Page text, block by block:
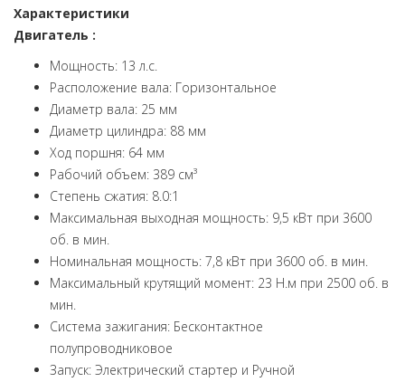
Характеристики
Двигатель :
Мощность: 13 л.с.
Расположение вала: Горизонтальное
Диаметр вала: 25 мм
Диаметр цилиндра: 88 мм
Ход поршня: 64 мм
Рабочий объем: 389 см³
Степень сжатия: 8.0:1
Максимальная выходная мощность: 9,5 кВт при 3600
об. в мин.
Номинальная мощность: 7,8 кВт при 3600 об. в мин.
Максимальный крутящий момент: 23 Н.м при 2500 об. в
мин.
Система зажигания: Бесконтактное
полупроводниковое
Запуск: Электрический стартер и Ручной